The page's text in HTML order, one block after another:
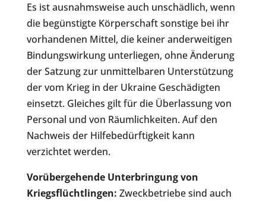
Es ist ausnahmsweise auch unschädlich, wenn
die begünstigte Körperschaft sonstige bei ihr
vorhandenen Mittel, die keiner anderweitigen
Bindungswirkung unterliegen, ohne Änderung
der Satzung zur unmittelbaren Unterstützung
der vom Krieg in der Ukraine Geschädigten
einsetzt. Gleiches gilt für die Überlassung von
Personal und von Räumlichkeiten. Auf den
Nachweis der Hilfebedürftigkeit kann
verzichtet werden.
Vorübergehende Unterbringung von
Kriegsflüchtlingen: Zweckbetriebe sind auch